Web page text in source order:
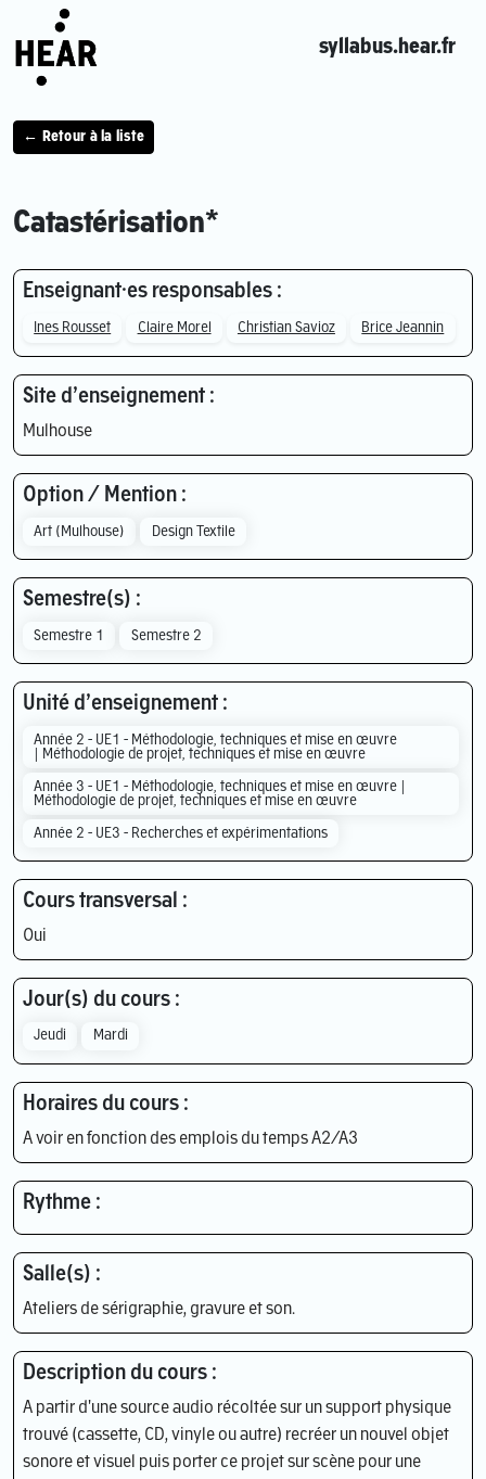
syllabus.hear.fr
← Retour à la liste
Catastérisation*
Enseignant·es responsables :
Ines Rousset Claire Morel Christian Savioz Brice Jeannin
Site d’enseignement :
Mulhouse
Option / Mention :
Art (Mulhouse) Design Textile
Semestre(s) :
Semestre 1 Semestre 2
Unité d’enseignement :
Année 2 - UE1 - Méthodologie, techniques et mise en œuvre
| Méthodologie de projet, techniques et mise en œuvre
Année 3 - UE1 - Méthodologie, techniques et mise en œuvre |
Méthodologie de projet, techniques et mise en œuvre
Année 2 - UE3 - Recherches et expérimentations
Cours transversal :
Oui
Jour(s) du cours :
Jeudi Mardi
Horaires du cours :
A voir en fonction des emplois du temps A2/A3
Rythme :
Salle(s) :
Ateliers de sérigraphie, gravure et son.
Description du cours :
A partir d'une source audio récoltée sur un support physique
trouvé (cassette, CD, vinyle ou autre) recréer un nouvel objet
sonore et visuel puis porter ce projet sur scène pour une